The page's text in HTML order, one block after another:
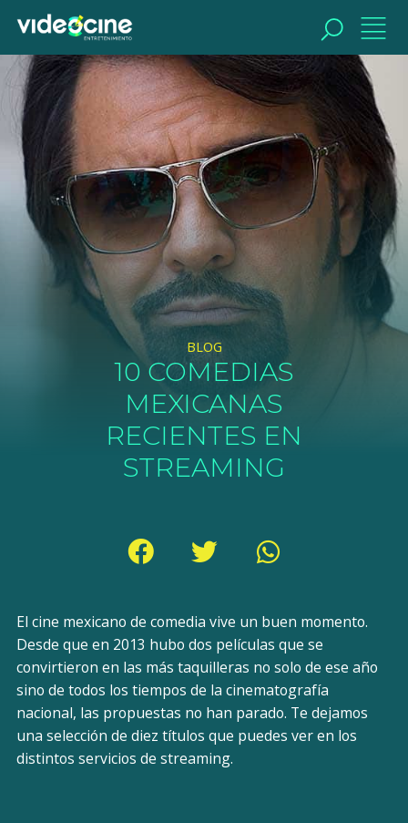
BUSCAR
BLOG
10 COMEDIAS
MEXICANAS
RECIENTES EN
STREAMING
El cine mexicano de comedia vive un buen momento.
Desde que en 2013 hubo dos películas que se
convirtieron en las más taquilleras no solo de ese año
sino de todos los tiempos de la cinematografía
nacional, las propuestas no han parado. Te dejamos
una selección de diez títulos que puedes ver en los
distintos servicios de streaming.